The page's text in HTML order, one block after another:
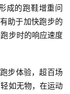
成的跑鞋增重问
助于加快跑步的
步时的响应速度
步体验，超百场
如无物，在运动